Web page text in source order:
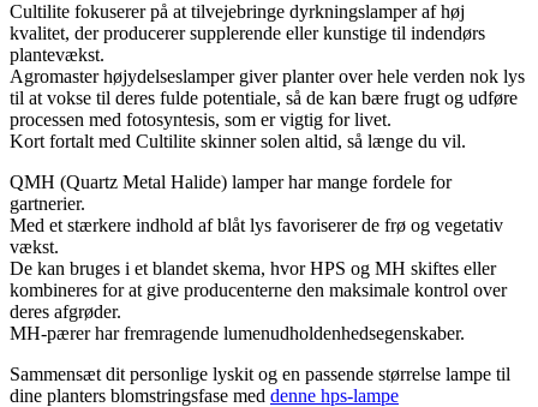
Cultilite fokuserer på at tilvejebringe dyrkningslamper af høj
kvalitet, der producerer supplerende eller kunstige til indendørs
plantevækst.
Agromaster højydelseslamper giver planter over hele verden nok lys
til at vokse til deres fulde potentiale, så de kan bære frugt og udføre
processen med fotosyntesis, som er vigtig for livet.
Kort fortalt med Cultilite skinner solen altid, så længe du vil.
QMH (Quartz Metal Halide) lamper har mange fordele for
gartnerier.
Med et stærkere indhold af blåt lys favoriserer de frø og vegetativ
vækst.
De kan bruges i et blandet skema, hvor HPS og MH skiftes eller
kombineres for at give producenterne den maksimale kontrol over
deres afgrøder.
MH-pærer har fremragende lumenudholdenhedsegenskaber.
Sammensæt dit personlige lyskit og en passende størrelse lampe til
dine planters blomstringsfase med denne hps-lampe